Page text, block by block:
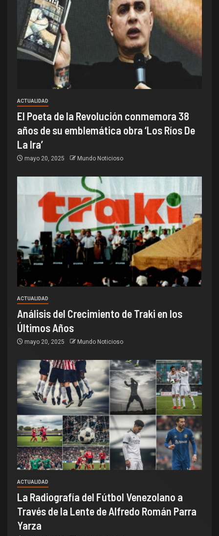
ACTUALIDAD
El Poeta de la Revolución conmemora 38
años de su emblemática obra ‘Los Ríos De
La Ira’
mayo 20, 2025 Mundo Noticioso
ACTUALIDAD
Análisis del Crecimiento de Traki en los
Últimos Años
mayo 20, 2025 Mundo Noticioso
ACTUALIDAD
La Radiografía del Fútbol Venezolano a
Través de la Lente de Alfredo Román Parra
Yarza